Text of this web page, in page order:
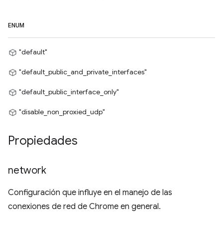
ENUM
"default"
"default_public_and_private_interfaces"
"default_public_interface_only"
"disable_non_proxied_udp"
Propiedades
network
Configuración que influye en el manejo de las
conexiones de red de Chrome en general.